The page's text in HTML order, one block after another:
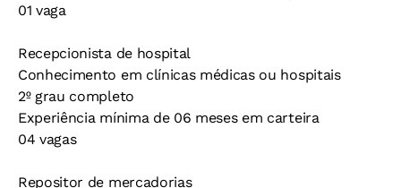
01 vaga
Recepcionista de hospital
Conhecimento em clínicas médicas ou hospitais
2º grau completo
Experiência mínima de 06 meses em carteira
04 vagas
Repositor de mercadorias